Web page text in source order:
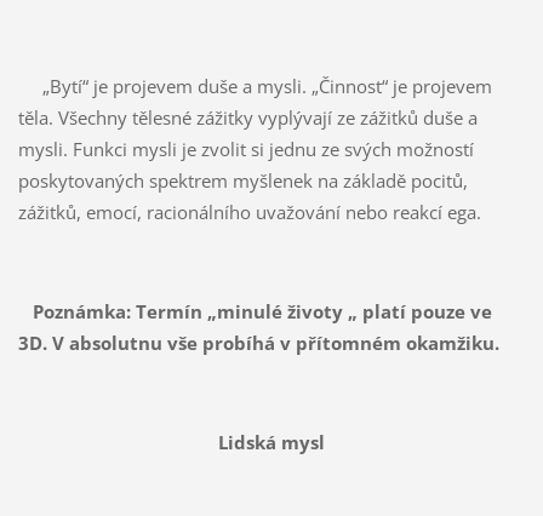
„Bytí“ je projevem duše a mysli. „Činnost“ je projevem
těla. Všechny tělesné zážitky vyplývají ze zážitků duše a
mysli. Funkci mysli je zvolit si jednu ze svých možností
poskytovaných spektrem myšlenek na základě pocitů,
zážitků, emocí, racionálního uvažování nebo reakcí ega.
Poznámka: Termín „minulé životy „ platí pouze ve
3D. V absolutnu vše probíhá v přítomném okamžiku.
Lidská mysl